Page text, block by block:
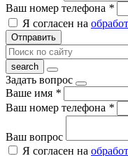
Ваш номер телефона *
Я согласен на
Отправить
Задать вопрос
Ваше имя *
Ваш номер телефона *
Ваш вопрос
Я согласен на